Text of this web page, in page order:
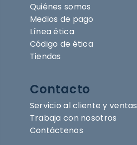
Quiénes somos
Medios de pago
Línea ética
Código de ética
Tiendas
Contacto
Servicio al cliente y ventas
Trabaja con nosotros
Contáctenos